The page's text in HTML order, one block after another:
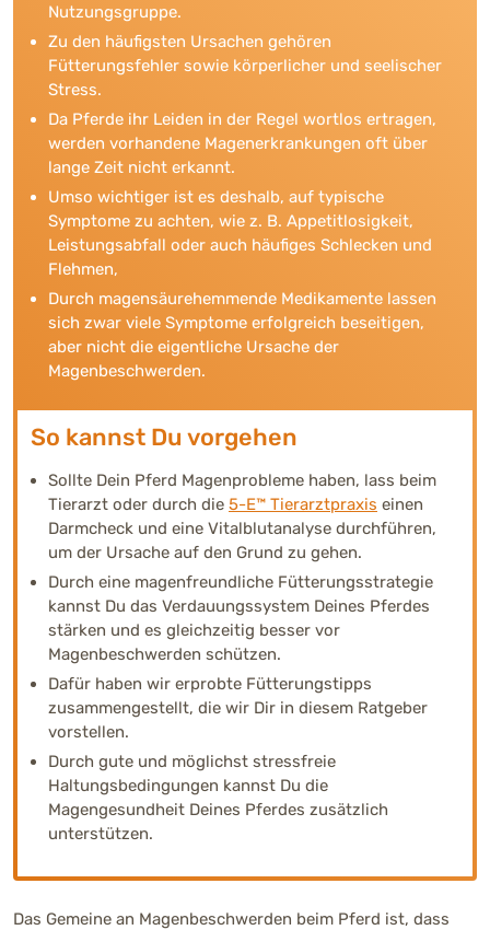
Nutzungsgruppe.
Zu den häufigsten Ursachen gehören
Fütterungsfehler sowie körperlicher und seelischer
Stress.
Da Pferde ihr Leiden in der Regel wortlos ertragen,
werden vorhandene Magenerkrankungen oft über
lange Zeit nicht erkannt.
Umso wichtiger ist es deshalb, auf typische
Symptome zu achten, wie z. B. Appetitlosigkeit,
Leistungsabfall oder auch häufiges Schlecken und
Flehmen,
Durch magensäurehemmende Medikamente lassen
sich zwar viele Symptome erfolgreich beseitigen,
aber nicht die eigentliche Ursache der
Magenbeschwerden.
So kannst Du vorgehen
Sollte Dein Pferd Magenprobleme haben, lass beim
Tierarzt oder durch die 5-E™ Tierarztpraxis einen
Darmcheck und eine Vitalblutanalyse durchführen,
um der Ursache auf den Grund zu gehen.
Durch eine magenfreundliche Fütterungsstrategie
kannst Du das Verdauungssystem Deines Pferdes
stärken und es gleichzeitig besser vor
Magenbeschwerden schützen.
Dafür haben wir erprobte Fütterungstipps
zusammengestellt, die wir Dir in diesem Ratgeber
vorstellen.
Durch gute und möglichst stressfreie
Haltungsbedingungen kannst Du die
Magengesundheit Deines Pferdes zusätzlich
unterstützen.
Das Gemeine an Magenbeschwerden beim Pferd ist, dass